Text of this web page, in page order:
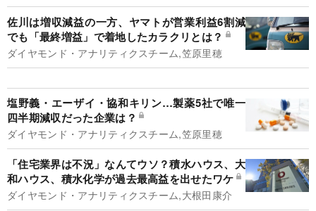
佐川は増収減益の一方、ヤマトが営業利益6割減
でも「最終増益」で着地したカラクリとは？
ダイヤモンド・アナリティクスチーム,笠原里穂
塩野義・エーザイ・協和キリン…製薬5社で唯一
四半期減収だった企業は？
ダイヤモンド・アナリティクスチーム,笠原里穂
「住宅業界は不況」なんてウソ？積水ハウス、大
和ハウス、積水化学が過去最高益を出せたワケ
ダイヤモンド・アナリティクスチーム,大根田康介